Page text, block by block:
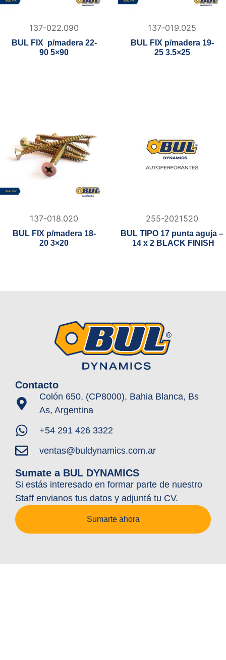
137-022.090
BUL FIX p/madera 22-
90 5×90
137-019.025
BUL FIX p/madera 19-
25 3.5×25
137-018.020
BUL FIX p/madera 18-
20 3×20
255-2021520
BUL TIPO 17 punta aguja –
14 x 2 BLACK FINISH
Contacto
Colón 650, (CP8000), Bahia Blanca, Bs
As, Argentina
+54 291 426 3322
ventas@buldynamics.com.ar
Sumate a BUL DYNAMICS
Si estás interesado en formar parte de nuestro
Staff envianos tus datos y adjuntá tu CV.
Sumarte ahora